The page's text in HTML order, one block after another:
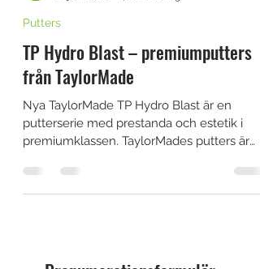
11 juni 2021
Putters
TP Hydro Blast – premiumputters
från TaylorMade
Nya TaylorMade TP Hydro Blast är en
putterserie med prestanda och estetik i
premiumklassen. TaylorMades putters är